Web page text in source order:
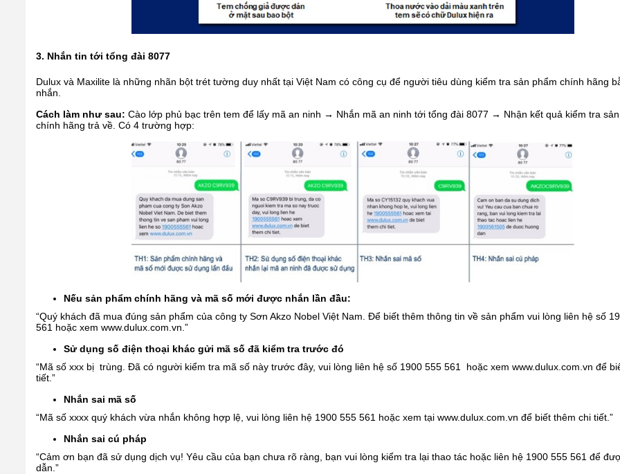
3. Nhắn tin tới tổng đài 8077
Dulux và Maxilite là những nhãn bột trét tường duy nhất tại Việt Nam có công cụ để người tiêu dùng kiểm tra sản phẩm chính hãng
nhắn.
Cách làm như sau: Cào lớp phủ bạc trên tem để lấy mã an ninh → Nhắn mã an ninh tới tổng đài 8077 → Nhận kết quả kiểm tra
chính hãng trả về. Có 4 trường hợp:
Nếu sản phẩm chính hãng và mã số mới được nhắn lần đầu:
“Quý khách đã mua đúng sản phẩm của công ty Sơn Akzo Nobel Việt Nam. Để biết thêm thông tin về sản phẩm vui lòng liên hệ số
561 hoặc xem www.dulux.com.vn.”
Sử dụng số điện thoại khác gửi mã số đã kiểm tra trước đó
“Mã số xxx bị trùng. Đã có người kiểm tra mã số này trước đây, vui lòng liên hệ số 1900 555 561 hoặc xem www.dulux.com.vn để
tiết.”
Nhắn sai mã số
“Mã số xxxx quý khách vừa nhắn không hợp lệ, vui lòng liên hệ 1900 555 561 hoặc xem tại www.dulux.com.vn để biết thêm chi tiết.”
Nhắn sai cú pháp
“Cảm ơn bạn đã sử dụng dịch vụ! Yêu cầu của bạn chưa rõ ràng, bạn vui lòng kiểm tra lại thao tác hoặc liên hệ 1900 555 561 để
dẫn.”